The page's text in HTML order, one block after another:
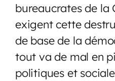
bureaucrates de la
exigent cette
de base de la
tout va de mal en
politiques et